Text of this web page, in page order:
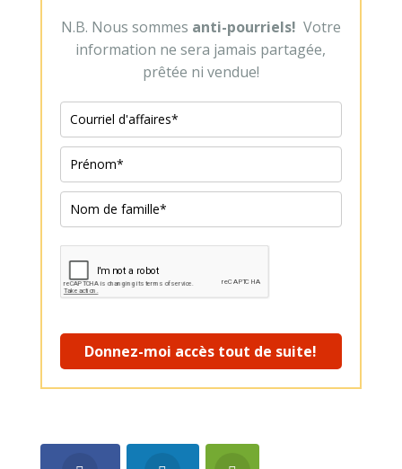
N.B. Nous sommes anti-pourriels! Votre
information ne sera jamais partagée,
prêtée ni vendue!
Donnez-moi accès tout de suite!